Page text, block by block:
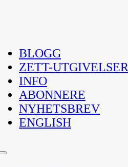
BLOGG
ZETT-UTGIVELSER
INFO
ABONNERE
NYHETSBREV
ENGLISH